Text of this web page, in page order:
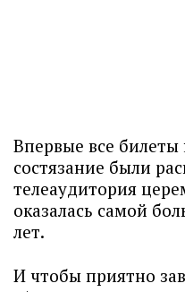
Впервые все билеты
состязание были
телеаудитория
оказалась самой
лет.
И чтобы приятно